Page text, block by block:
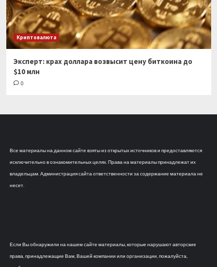
Криптовалюта
Эксперт: крах доллара возвысит цену биткоина до
$10 млн
0
Все материалы на данном сайте взяты из открытых источников и предоставляются
исключительно в ознакомительных целях. Права на материалы принадлежат их
владельцам. Администрация сайта ответственности за содержание материала не
несет.
Если Вы обнаружили на нашем сайте материалы, которые нарушают авторские
права, принадлежащие Вам, Вашей компании или организации, пожалуйста,